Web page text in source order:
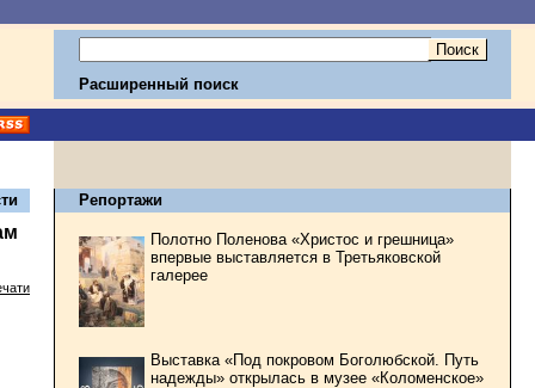
Расширенный поиск
Репортажи
Полотно Поленова «Христос и грешница»
впервые выставляется в Третьяковской
галерее
Выставка «Под покровом Боголюбской. Путь
надежды» открылась в музее «Коломенское»